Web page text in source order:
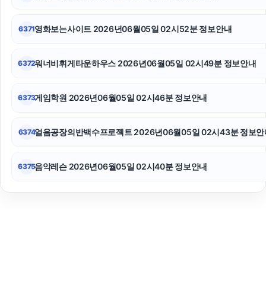
6371영화보는사이트 2026년06월05일 02시52분 정보안내
6372워너비휘게타운하우스 2026년06월05일 02시49분 정보안내
6373게임학원 2026년06월05일 02시46분 정보안내
6374얼음공장의반백수프로젝트 2026년06월05일 02시43분 정보안
6375음악레슨 2026년06월05일 02시40분 정보안내